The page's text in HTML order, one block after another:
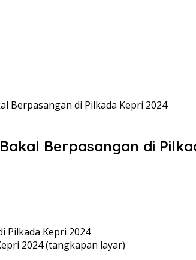
Berpasangan di Pilkada Kepri 2024
Berpasangan di
2024 (tangkapan layar)